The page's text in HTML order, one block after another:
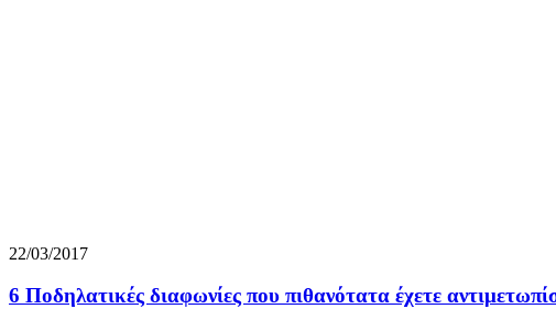
22/03/2017
6 Ποδηλατικές διαφωνίες που πιθανότατα έχετε